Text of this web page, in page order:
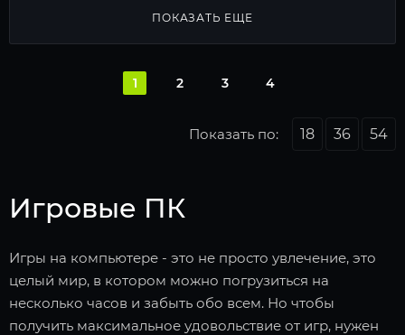
ПОКАЗАТЬ ЕЩЕ
1 2 3 4
Показать по: 18 36 54
Игровые ПК
Игры на компьютере - это не просто увлечение, это
целый мир, в котором можно погрузиться на
несколько часов и забыть обо всем. Но чтобы
получить максимальное удовольствие от игр, нужен